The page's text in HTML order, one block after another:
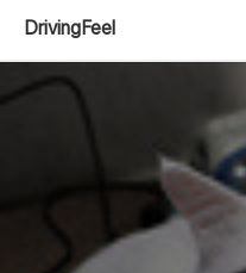
DrivingFeel